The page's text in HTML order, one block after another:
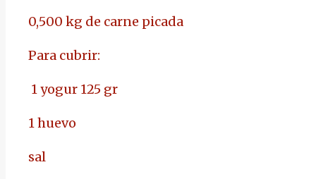
0,500 kg de carne picada
Para cubrir:
1 yogur 125 gr
1 huevo
sal